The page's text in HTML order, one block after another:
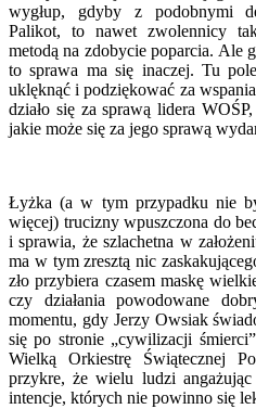
wygłup, gdyby z podobnymi
Palikot, to nawet zwolennicy
metodą na zdobycie poparcia. Ale
to sprawa ma się inaczej. Tu
uklęknąć i podziękować za
działo się za sprawą lidera
jakie może się za jego sprawą
Łyżka (a w tym przypadku nie
więcej) trucizny wpuszczona do
i sprawia, że szlachetna w
ma w tym zresztą nic
zło przybiera czasem maskę
czy działania powodowane
momentu, gdy Jerzy Owsiak
się po stronie „cywilizacji
Wielką Orkiestrę Świątecznej
przykre, że wielu ludzi
intencje, których nie powinno się